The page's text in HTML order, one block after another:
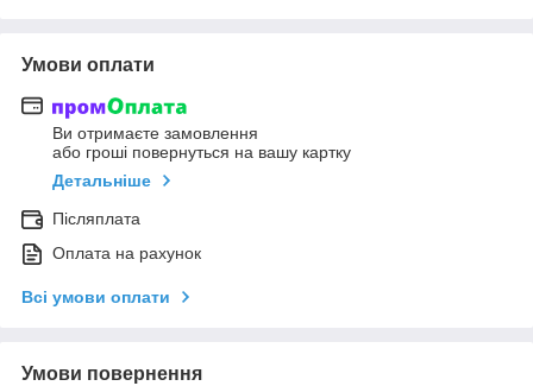
Умови оплати
Ви отримаєте замовлення
або гроші повернуться на вашу картку
Детальніше
Післяплата
Оплата на рахунок
Всі умови оплати
Умови повернення